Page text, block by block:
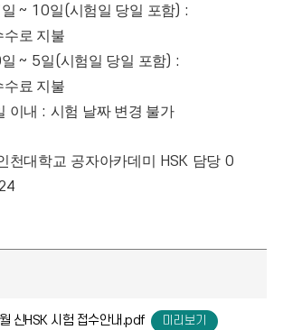
일 ~ 10일(시 험일 당일 포함) :
수로 지불
일 ~ 5일(시 험일 당일 포함) :
수료 지불
이내 : 시험 날짜 변경 불가
천대학교 공자아카데미 HSK 담당0
신HSK 시험 접수안내.pdf